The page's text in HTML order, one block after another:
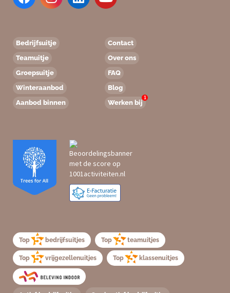
Bedrijfsuitje
Teamuitje
Groepsuitje
Winteraanbod
Aanbod binnen
Contact
Over ons
FAQ
Blog
Werken bij
1
Top bedrijfsuitjes Top teamuitjes
Top vrijgezellenuitjes Top klassenuitjes